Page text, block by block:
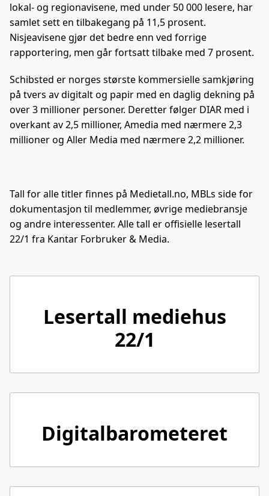
lokal- og regionavisene, med under 50 000 lesere, har
samlet sett en tilbakegang på 11,5 prosent.
Nisjeavisene gjør det bedre enn ved forrige
rapportering, men går fortsatt tilbake med 7 prosent.
Schibsted er norges største kommersielle samkjøring
på tvers av digitalt og papir med en daglig dekning på
over 3 millioner personer. Deretter følger DIAR med i
overkant av 2,5 millioner, Amedia med nærmere 2,3
millioner og Aller Media med nærmere 2,2 millioner.
Tall for alle titler finnes på Medietall.no, MBLs side for
dokumentasjon til medlemmer, øvrige mediebransje
og andre interessenter. Alle tall er offisielle lesertall
22/1 fra Kantar Forbruker & Media.
Lesertall mediehus
22/1
Digitalbarometeret